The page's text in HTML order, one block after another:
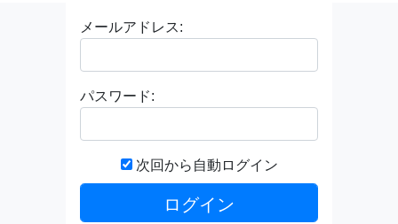
メールアドレス:
パスワード:
次回から自動ログイン